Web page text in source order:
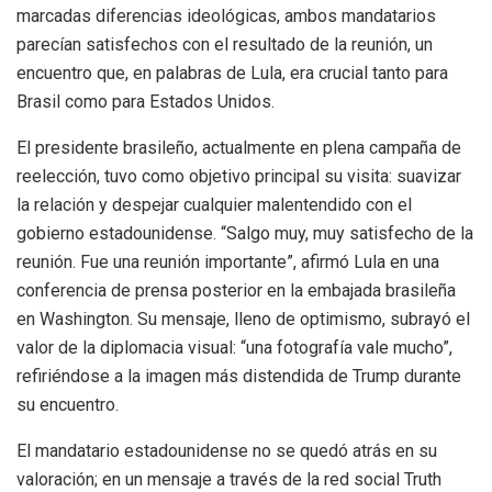
marcadas diferencias ideológicas, ambos mandatarios
parecían satisfechos con el resultado de la reunión, un
encuentro que, en palabras de Lula, era crucial tanto para
Brasil como para Estados Unidos.
El presidente brasileño, actualmente en plena campaña de
reelección, tuvo como objetivo principal su visita: suavizar
la relación y despejar cualquier malentendido con el
gobierno estadounidense. “Salgo muy, muy satisfecho de la
reunión. Fue una reunión importante”, afirmó Lula en una
conferencia de prensa posterior en la embajada brasileña
en Washington. Su mensaje, lleno de optimismo, subrayó el
valor de la diplomacia visual: “una fotografía vale mucho”,
refiriéndose a la imagen más distendida de Trump durante
su encuentro.
El mandatario estadounidense no se quedó atrás en su
valoración; en un mensaje a través de la red social Truth